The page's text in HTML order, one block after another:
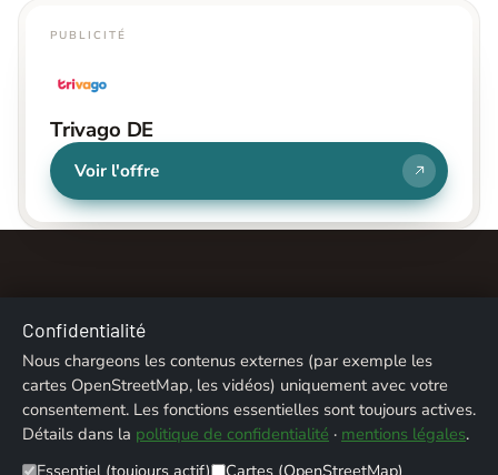
PUBLICITÉ
Trivago DE
Voir l'offre
À propos Contact
Mentions légales
Confidentialité
Crédits photos
© 2026 ALPENTREFF · POWERED BYMIKO24 - IT SERVICE
Confidentialité
Nous chargeons les contenus externes (par exemple les
cartes OpenStreetMap, les vidéos) uniquement avec votre
consentement. Les fonctions essentielles sont toujours actives.
Détails dans la politique de confidentialité · mentions légales.
Essentiel (toujours actif)
Cartes (OpenStreetMap)